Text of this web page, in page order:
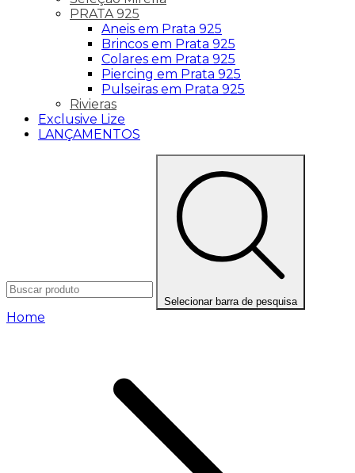
PRATA 925
Aneis em Prata 925
Brincos em Prata 925
Colares em Prata 925
Piercing em Prata 925
Pulseiras em Prata 925
Rivieras
Exclusive Lize
LANÇAMENTOS
Selecionar barra de pesquisa
Home